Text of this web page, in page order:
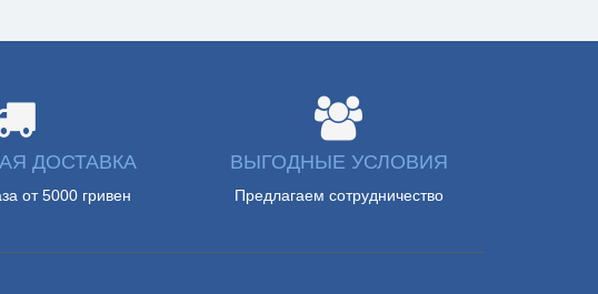
ДОСТАВКА
от 5000 гривен
ВЫГОДНЫЕ УСЛОВИЯ
Предлагаем сотрудничество